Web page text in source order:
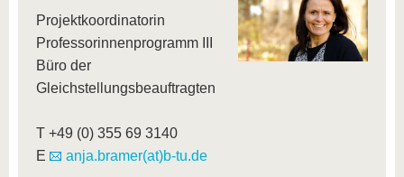
Projektkoordinatorin
Professorinnenprogramm III
Büro der
Gleichstellungsbeauftragten
T +49 (0) 355 69 3140
E
anja.bramer(at)b-tu.de